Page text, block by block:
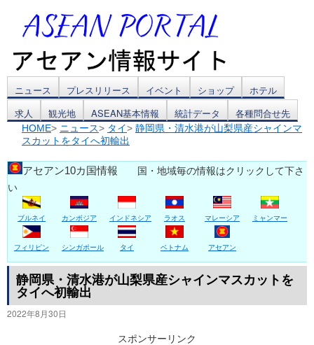
コ
ン
テ
ン
ツ
へ
ス
キ
ッ
ニュース プレスリリース イベント ショップ
ホテル
求人
観光地 ASEAN基本情報 統計データ 各種問合せ先
HOME> ニュース> タイ> 静岡県・清水港が山梨県産シャインマ
スカットをタイへ初輸出
アセアン10カ国情報 国・地域毎の情報はクリックして下さ
い
ブルネイ カンボジア インドネシア ラオス マレーシア ミャンマー
フィリピン シンガポール タイ ベトナム アセアン
静岡県・清水港が山梨県産シャインマスカットを
タイへ初輸出
2022年8月30日
スポンサーリンク